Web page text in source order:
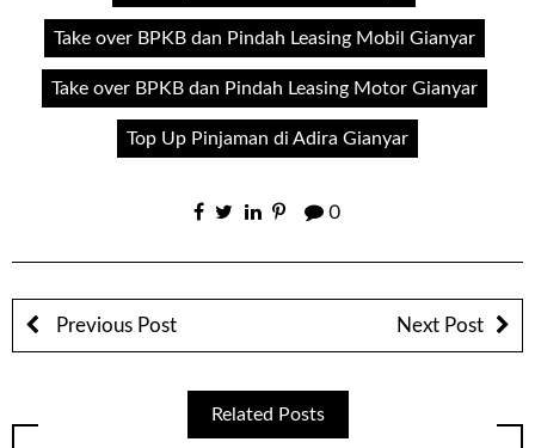
Take over BPKB dan Pindah Leasing Mobil Gianyar
Take over BPKB dan Pindah Leasing Motor Gianyar
Top Up Pinjaman di Adira Gianyar
0
Previous Post Next Post
Related Posts